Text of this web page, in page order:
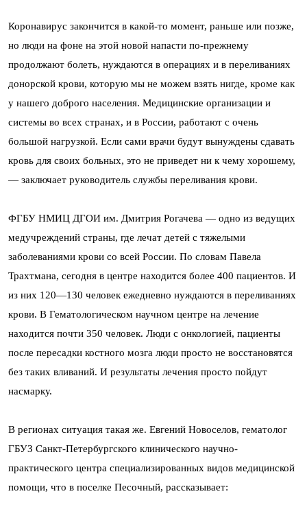
Коронавирус закончится в какой-то момент, раньше или позже,
но люди на фоне на этой новой напасти по-прежнему
продолжают болеть, нуждаются в операциях и в переливаниях
донорской крови, которую мы не можем взять нигде, кроме как
у нашего доброго населения. Медицинские организации и
системы во всех странах, и в России, работают с очень
большой нагрузкой. Если сами врачи будут вынуждены сдавать
кровь для своих больных, это не приведет ни к чему хорошему,
— заключает руководитель службы переливания крови.
ФГБУ НМИЦ ДГОИ им. Дмитрия Рогачева — одно из ведущих
медучреждений страны, где лечат детей с тяжелыми
заболеваниями крови со всей России. По словам Павела
Трахтмана, сегодня в центре находится более 400 пациентов. И
из них 120—130 человек ежедневно нуждаются в переливаниях
крови. В Гематологическом научном центре на лечение
находится почти 350 человек. Люди с онкологией, пациенты
после пересадки костного мозга люди просто не восстановятся
без таких вливаний. И результаты лечения просто пойдут
насмарку.
В регионах ситуация такая же. Евгений Новоселов, гематолог
ГБУЗ Санкт-Петербургского клинического научно-
практического центра специализированных видов медицинской
помощи, что в поселке Песочный, рассказывает: